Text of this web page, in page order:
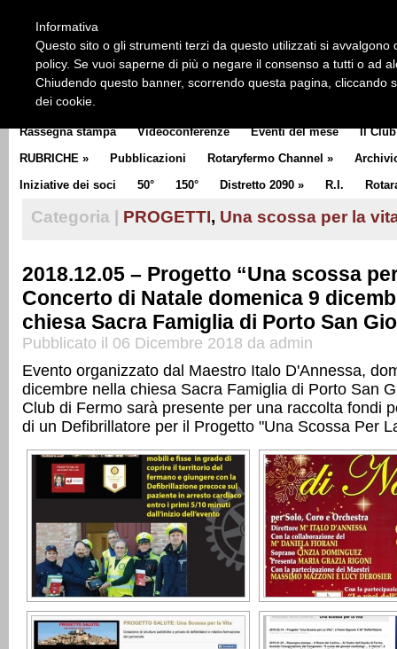
CLUB COMMUNICATOR
Rassegna stampa Videoconferenze Eventi del mese Il Club
RUBRICHE » Pubblicazioni Rotaryfermo Channel »
Iniziative dei soci
50° 150° Distretto 2090 » R.I.
Categoria | PROGETTI, Una scossa per la
2018.12.05 – Progetto “Una scossa
Concerto di Natale domenica 9
chiesa Sacra Famiglia di Porto San
Pubblicato il 06 Dicembre 2018 da admin
Evento organizzato dal Maestro Italo D'Annessa,
dicembre nella chiesa Sacra Famiglia di Porto San
Club di Fermo sarà presente per una raccolta fondi
di un Defibrillatore per il Progetto "Una Scossa Per
Informativa
Questo sito o gli strumenti terzi da questo utilizzati si
policy. Se vuoi saperne di più o negare il consenso a tutti o ad
Chiudendo questo banner, scorrendo questa pagina, cliccando
dei cookie.